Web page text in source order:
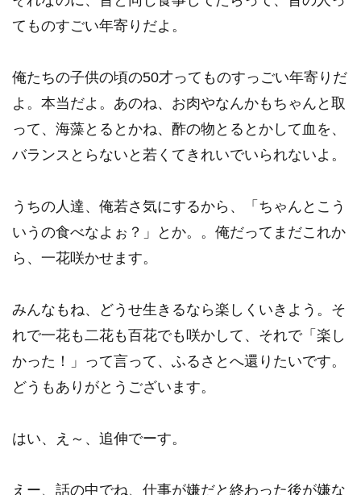
てものすごい年寄りだよ。
俺たちの子供の頃の50才ってものすっごい年寄りだ
よ。本当だよ。あのね、お肉やなんかもちゃんと取
って、海藻とるとかね、酢の物とるとかして血を、
バランスとらないと若くてきれいでいられないよ。
うちの人達、俺若さ気にするから、「ちゃんとこう
いうの食べなよぉ？」とか。。俺だってまだこれか
ら、一花咲かせます。
みんなもね、どうせ生きるなら楽しくいきよう。そ
れで一花も二花も百花でも咲かして、それで「楽し
かった！」って言って、ふるさとへ還りたいです。
どうもありがとうございます。
はい、え～、追伸でーす。
えー、話の中でね、仕事が嫌だと終わった後が嫌な